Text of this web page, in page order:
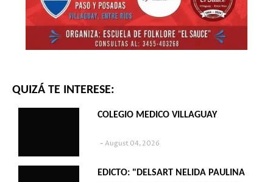
QUIZÁ TE INTERESE:
COLEGIO MEDICO VILLAGUAY
August 04, 2026
EDICTO: "DELSART NELIDA PAULINA